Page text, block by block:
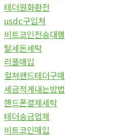
테더원화환전
usdc구입처
비트코인전송대행
탈세돈세탁
리플매입
컬쳐랜드테더구매
세금적게내는방법
핸드폰결제세탁
테더송금업체
비트코인매입